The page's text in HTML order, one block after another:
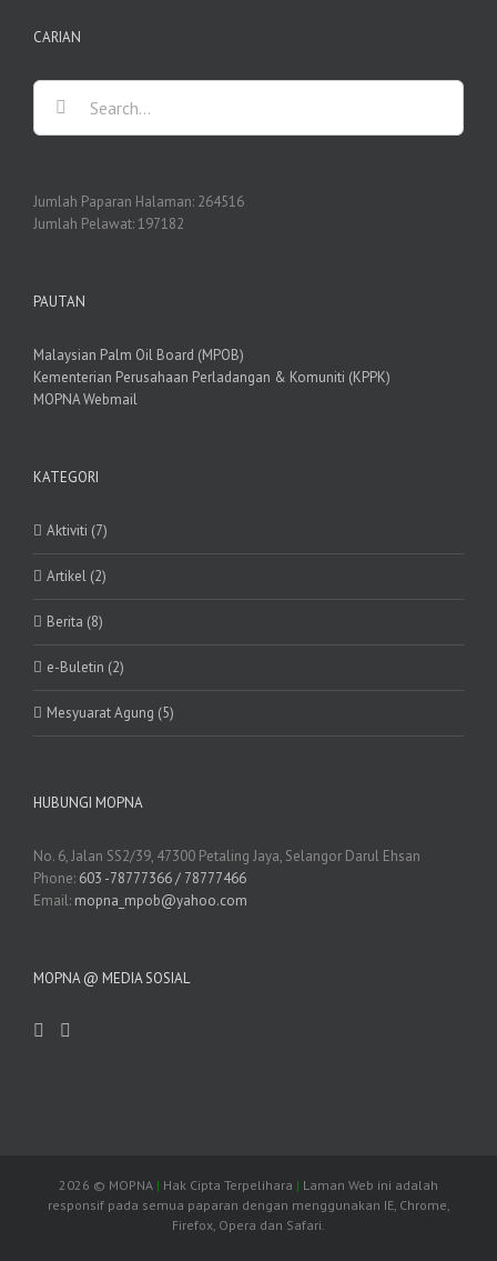
CARIAN
Search
Jumlah Paparan Halaman: 264516
Jumlah Pelawat:197182
PAUTAN
Malaysian Palm Oil Board (MPOB)
Kementerian Perusahaan Perladangan & Komuniti (KPPK)
MOPNA Webmail
KATEGORI
Aktiviti (7)
Artikel (2)
Berita (8)
e-Buletin (2)
Mesyuarat Agung (5)
HUBUNGI MOPNA
No. 6, Jalan SS2/39, 47300 Petaling Jaya, Selangor Darul Ehsan
Phone: 603 -78777366 / 78777466
Email: mopna_mpob@yahoo.com
MOPNA @ MEDIA SOSIAL
2026 © MOPNA | Hak Cipta Terpelihara | Laman Web ini adalah
responsif pada semua paparan dengan menggunakan IE, Chrome,
Firefox, Opera dan Safari.